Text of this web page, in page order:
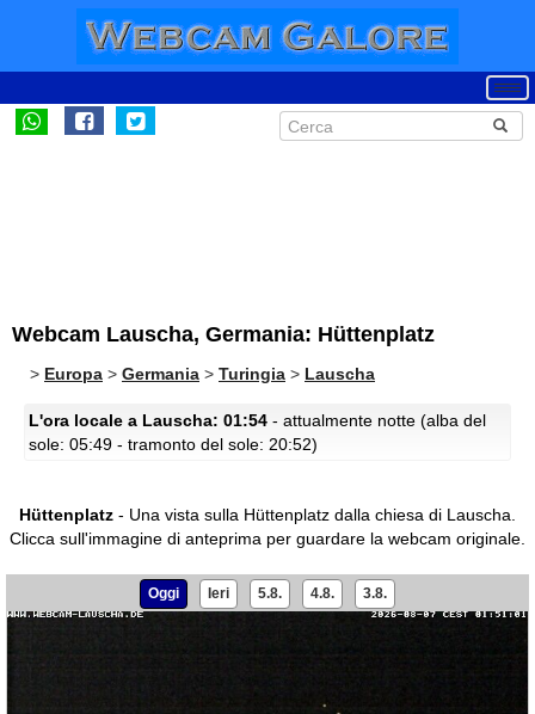
Webcam Lauscha, Germania: Hüttenplatz
> Europa > Germania > Turingia > Lauscha
L'ora locale a Lauscha: 01:54 - attualmente notte (alba del
sole: 05:49 - tramonto del sole: 20:52)
Hüttenplatz - Una vista sulla Hüttenplatz dalla chiesa di Lauscha.
Clicca sull'immagine di anteprima per guardare la webcam originale.
Oggi Ieri 5.8. 4.8. 3.8.